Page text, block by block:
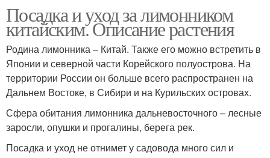
Посадка и уход за лимонником
китайским. Описание растения
Родина лимонника – Китай. Также его можно встретить в
Японии и северной части Корейского полуострова. На
территории России он больше всего распространен на
Дальнем Востоке, в Сибири и на Курильских островах.
Сфера обитания лимонника дальневосточного – лесные
заросли, опушки и прогалины, берега рек.
Посадка и уход не отнимет у садовода много сил и